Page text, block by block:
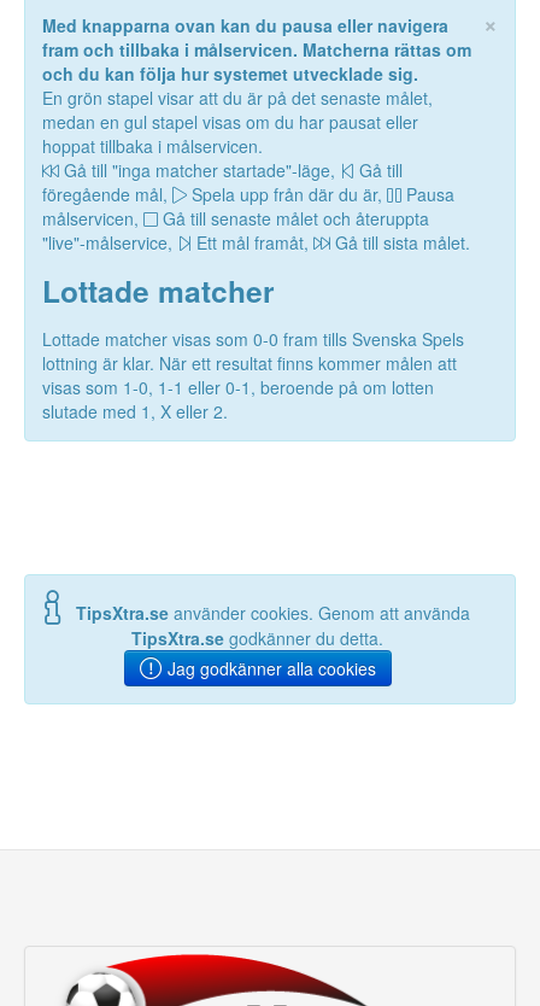
×
Med knapparna ovan kan du pausa eller navigera
fram och tillbaka i målservicen. Matcherna rättas om
och du kan följa hur systemet utvecklade sig.
En grön stapel visar att du är på det senaste målet,
medan en gul stapel visas om du har pausat eller
hoppat tillbaka i målservicen.
Gå till "inga matcher startade"-läge,
Gå till
föregående mål,
Spela upp från där du är,
Pausa
målservicen,
Gå till senaste målet och återuppta
"live"-målservice,
Ett mål framåt, Gå till sista målet.
Lottade matcher
Lottade matcher visas som 0-0 fram tills Svenska Spels
lottning är klar. När ett resultat finns kommer målen att
visas som 1-0, 1-1 eller 0-1, beroende på om lotten
slutade med 1, X eller 2.
TipsXtra.se använder cookies. Genom att använda
TipsXtra.se godkänner du detta.
Jag godkänner alla cookies